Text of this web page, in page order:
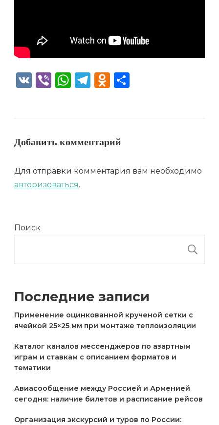
VK ViberWhatsApp
Telegram
Odnoklassniki
Добавить комментарий
Для отправки комментария вам необходимо
авторизоваться.
Поиск
Последние записи
Применение оцинкованной крученой сетки с
ячейкой 25×25 мм при монтаже теплоизоляции
Каталог каналов мессенджеров по азартным
играм и ставкам с описанием форматов и
тематики
Авиасообщение между Россией и Арменией
сегодня: наличие билетов и расписание рейсов
Организация экскурсий и туров по России: